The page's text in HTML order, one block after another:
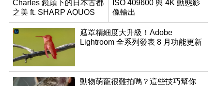
Charles 鏡頭下的日本古都
之美 ft. SHARP AQUOS
R9 pro
ISO 409600 與 4K 動態影
像輸出
遮罩精細度大升級！Adobe
Lightroom 全系列發表 8 月功能更新
動物萌寵很難拍嗎？這些技巧幫你